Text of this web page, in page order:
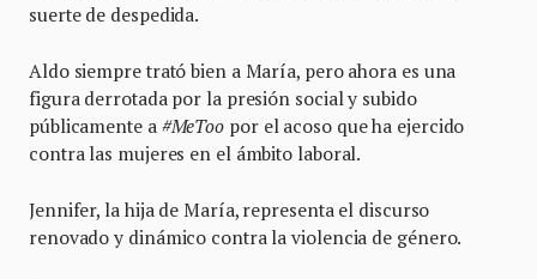
suerte de despedida.
Aldo siempre trató bien a María, pero ahora es una
figura derrotada por la presión social y subido
públicamente a #MeToo por el acoso que ha ejercido
contra las mujeres en el ámbito laboral.
Jennifer, la hija de María, representa el discurso
renovado y dinámico contra la violencia de género.